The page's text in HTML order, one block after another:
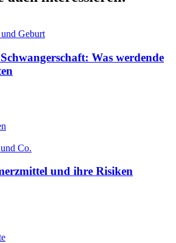
Geburt
Was werdende
Co.
und ihre Risiken